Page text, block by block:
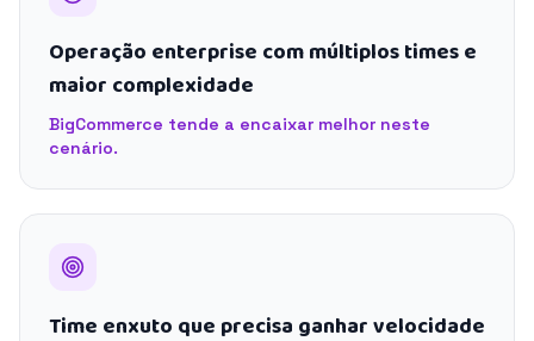
Operação enterprise com múltiplos times e
maior complexidade
BigCommerce tende a encaixar melhor neste
cenário.
Time enxuto que precisa ganhar velocidade